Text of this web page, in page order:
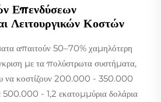
Επενδύσεων
Λειτουργικών Κοστών
απαιτούν 50–70% χαμηλότερη
με τα πολύστρωτα συστήματα,
να κοστίζουν 200.000 - 350.000
500.000 - 1,2 εκατομμύρια δολάρια